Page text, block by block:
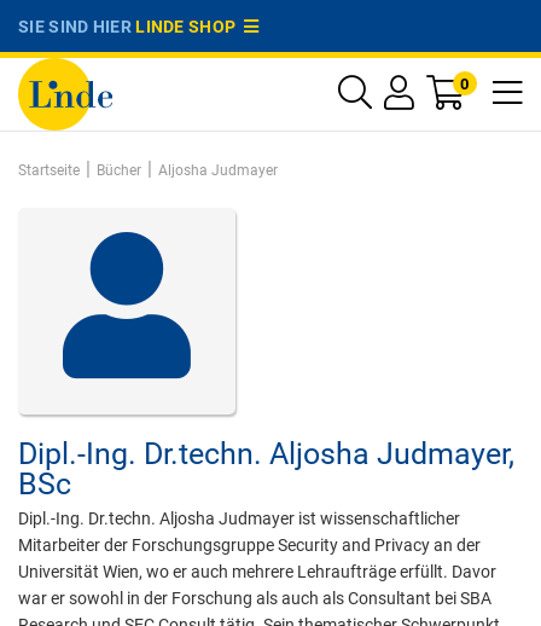
SIE SIND HIERLINDE SHOP
0
Startseite | Bücher | Aljosha Judmayer
Dipl.-Ing. Dr.techn. Aljosha Judmayer,
BSc
Dipl.-Ing. Dr.techn. Aljosha Judmayer ist wissenschaftlicher
Mitarbeiter der Forschungsgruppe Security and Privacy an der
Universität Wien, wo er auch mehrere Lehraufträge erfüllt. Davor
war er sowohl in der Forschung als auch als Consultant bei SBA